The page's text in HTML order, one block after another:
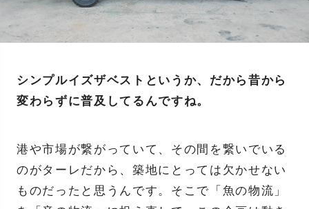
シンプルイズザベストというか、だから昔から
変わらずに普及してるんですね。
港や市場が繋がっていて、その間を繋いでいる
のがターレだから、築地にとっては欠かせない
ものだったと思うんです。そこで「魚の物流」